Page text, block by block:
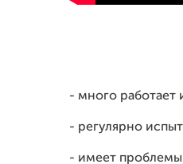
- много работает
- регулярно
- имеет